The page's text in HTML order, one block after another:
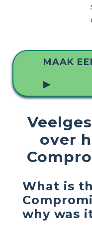
MAAK
▶
over
What is
why was